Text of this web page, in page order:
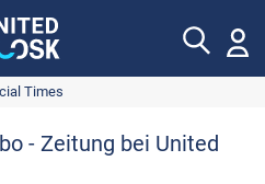
Times
- Zeitung bei United